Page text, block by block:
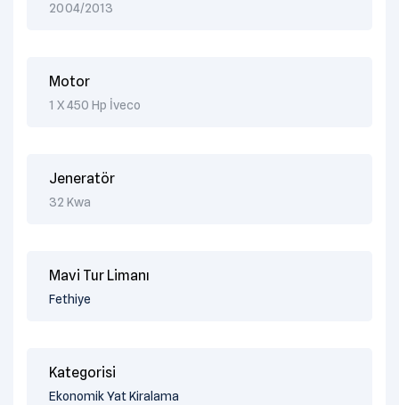
2004/2013
Motor
1 X 450 Hp İveco
Jeneratör
32 Kwa
Mavi Tur Limanı
Fethiye
Kategorisi
Ekonomik Yat Kiralama